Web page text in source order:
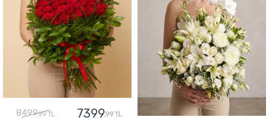
8499,99 TL 7399,99 TL